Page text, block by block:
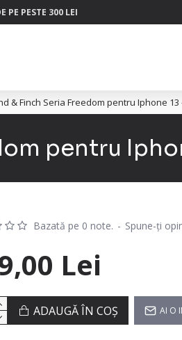
PE PESTE 300 LEI
& Finch Seria Freedom pentru Iphone 13
pentru
Bazată pe 0 note. - Spune-ţi
Lei
ADAUGĂ ÎN COŞ AI O